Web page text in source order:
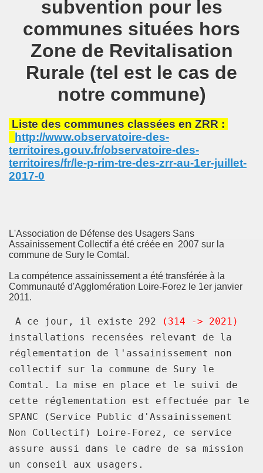
subvention pour les
communes situées hors
Zone de Revitalisation
Rurale (tel est le cas de
notre commune)
Liste des communes classées en ZRR :
http://www.observatoire-des-
territoires.gouv.fr/observatoire-des-
territoires/fr/le-p-rim-tre-des-zrr-au-1er-juillet-
2017-0
L'Association de Défense des Usagers Sans
Assainissement Collectif a été créée en 2007 sur la
commune de Sury le Comtal.
La compétence assainissement a été transférée à la
Communauté d'Agglomération Loire-Forez le 1er janvier
2011.
A ce jour, il existe 292
(314 -> 2021)
installations recensées relevant de la
réglementation de l'assainissement non
collectif sur la commune de Sury le
Comtal. La mise en place et le suivi de
cette réglementation est effectuée par le
SPANC (Service Public d'Assainissement
Non Collectif) Loire-Forez, ce service
assure aussi dans le cadre de sa mission
un conseil aux usagers.